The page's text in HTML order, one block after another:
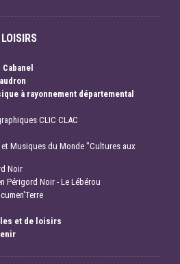
à rayonnement départemental
CLIC CLAC
et Musiques du Monde "Cultures aux
Noir
Périgord Noir - Le Lébérou
et de loisirs